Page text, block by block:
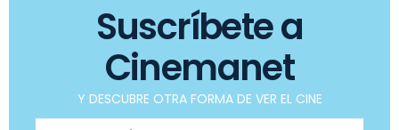
Suscríbete a
Cinemanet
Y DESCUBRE OTRA FORMA DE VER EL CINE